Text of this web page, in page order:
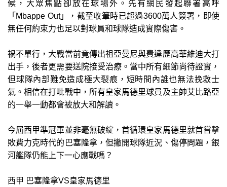
候，大眾焦點卻放在球場外。先有網民發起聯署高呼
「Mbappe Out」，截至收筆時已超過3600萬人簽署，即使
無任何約束力也足以對球員和球隊造成實際傷害。
禍不單行，大戰當前竟傳出祖亞曼尼與費達歷高華維迪大打
出手，後者更需要送院接受治療。當中所有細節尚待證實，
但球隊內部難免造成極大裂痕，短時間內誰也無法挽救士
氣。相信在打吡戰中，所有皇家馬德里球員及主帥艾比路亞
的一舉一動都會被放大和解讀。
今屆西甲準冠軍並非毫無破綻，首循環皇家馬德里就首嘗擊
敗費力克時代的巴塞隆拿，但撇開球隊近況、傷停問題，銀
河艦隊仍能上下一心應戰嗎？
西甲 巴塞隆拿VS皇家馬德里